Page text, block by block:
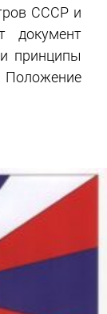
СССР и
документ
принципы